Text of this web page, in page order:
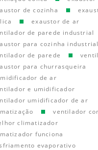
de cozinha
exaustor de ar
de parede industrial
para cozinha industrial
de parede
para churrasqueira
de ar
e umidificador
umidificador de ar
ventilador
climatizador
funciona
evaporativo